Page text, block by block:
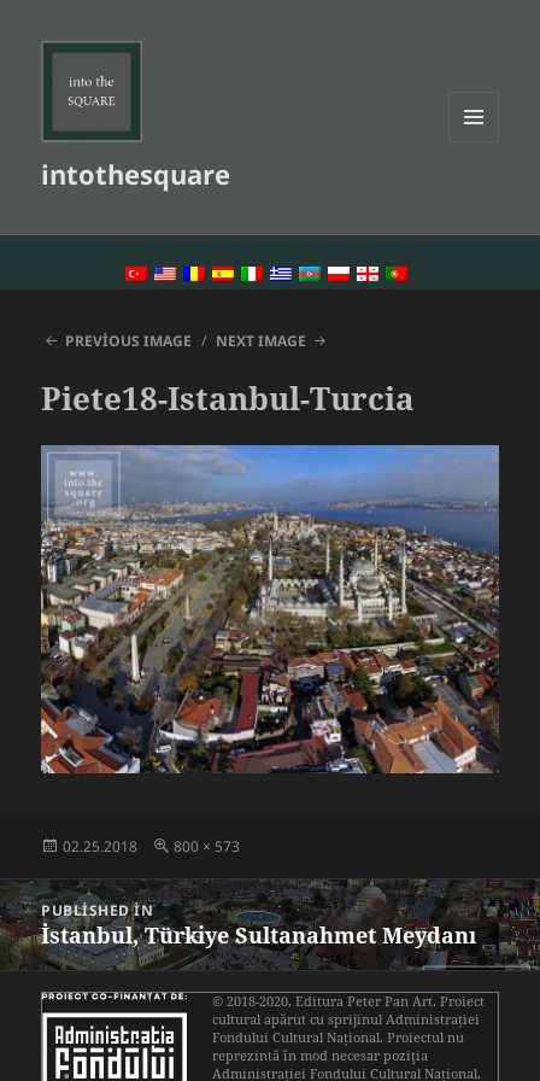
intothesquare
PREVIOUS IMAGE NEXT IMAGE
Piete18-Istanbul-Turcia
Posted
02.25.2018
Full
800 × 573
Post
navigation
PUBLISHED IN
İstanbul, Türkiye Sultanahmet Meydanı
© 2018-2020,Editura Peter Pan Art. Proiect
cultural apărut cu sprijinulAdministrației
Fondului Cultural Național. Proiectul nu
reprezintă în mod necesar poziţia
Administrației Fondului Cultural Național.